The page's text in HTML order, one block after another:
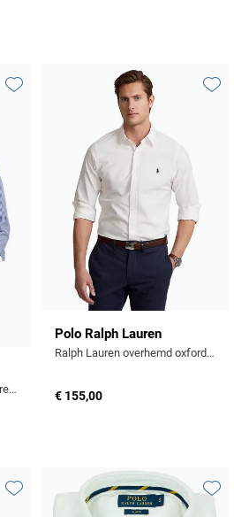
slim fit overhemd blauw gestreept katoen
Toevoegen aan favorieten
Polo Ralph Lauren
Ralph Lauren overhemd oxford wit Slim Fit
€ 155,00
Toevoegen aan favorieten